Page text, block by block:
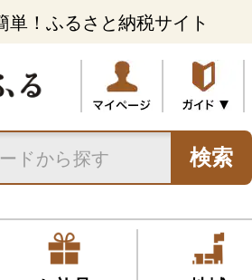
単！ふるさと納税サイト
検索